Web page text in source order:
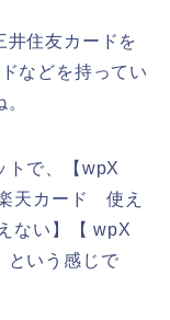
井住友カードを
などを持ってい
トで、【wpX
天カード 使え
ない】【 wpX
いう感じで